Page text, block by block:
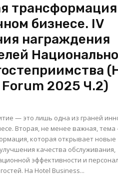
трансформация
бизнесе. IV
награждения
Forum 2025 Ч.2)
— это лишь одна из граней
Вторая, не менее важная,
которая открывает новые
качества обслуживания,
эффективности и
предложений для гостей. На Hotel Business...